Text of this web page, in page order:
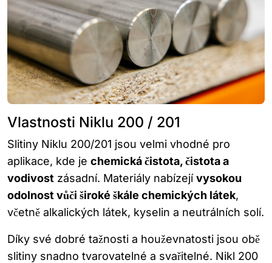
Vlastnosti Niklu 200 / 201
Slitiny Niklu 200/201 jsou velmi vhodné pro
aplikace, kde je chemická čistota, čistota a
vodivost zásadní. Materiály nabízejívysokou
odolnost vůči široké škále chemických látek,
včetně alkalických látek, kyselin a neutrálních solí.
Díky své dobré tažnosti a houževnatosti jsou obě
slitiny snadno tvarovatelné a svařitelné. Nikl 200